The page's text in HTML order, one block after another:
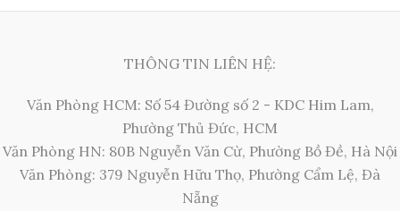
THÔNG TIN LIÊN HỆ:
Văn Phòng HCM: Số 54 Đường số 2 - KDC Him Lam,
Phường Thủ Đức, HCM
Văn Phòng HN: 80B Nguyễn Văn Cừ, Phường Bồ Đề, Hà Nội
Văn Phòng: 379 Nguyễn Hữu Thọ, Phường Cẩm Lệ, Đà
Nẵng